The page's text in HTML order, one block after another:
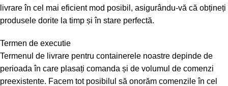
livrare în cel mai eficient mod posibil, asigurându-vă că obțineți
produsele dorite la timp și în stare perfectă.
Termen de executie
Termenul de livrare pentru containerele noastre depinde de
perioada în care plasați comanda și de volumul de comenzi
preexistente. Facem tot posibilul să onorăm comenzile în cel